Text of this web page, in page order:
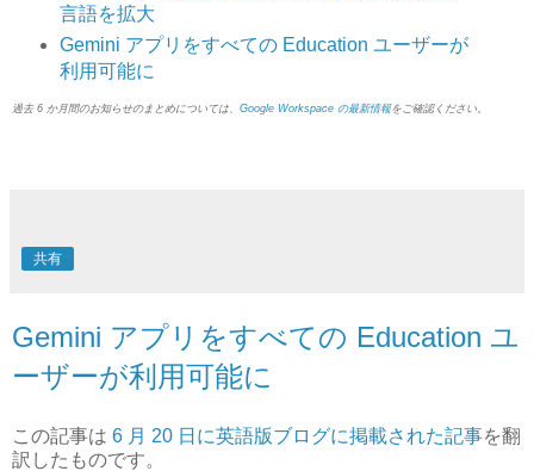
言語を拡大
Gemini アプリをすべての Education ユーザーが
利用可能に
過去 6 か月間のお知らせのまとめについては、 Google Workspace の最新情報をご確認ください。
共有
Gemini アプリをすべての Education ユ
ーザーが利用可能に
この記事は 6 月 20 日に英語版ブログに掲載された記事を翻
訳したものです。